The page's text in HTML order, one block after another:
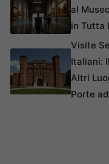
al
in Tutta
Visite
Italiani:
Altri
Porte